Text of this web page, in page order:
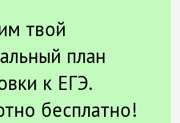
твой
план
к ЕГЭ.
бесплатно!